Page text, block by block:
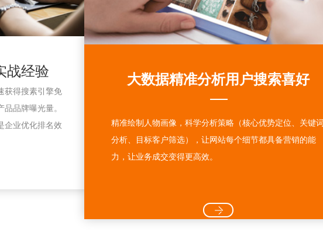
战经验
获得搜素引擎免
品牌曝光量。
企业优化排名效
大数据精准分析用户搜索喜好
精准绘制人物画像，科学分析策略（核心优势定位、关键词
分析、目标客户筛选），让网站每个细节都具备营销的能
力，让业务成交变得更高效。